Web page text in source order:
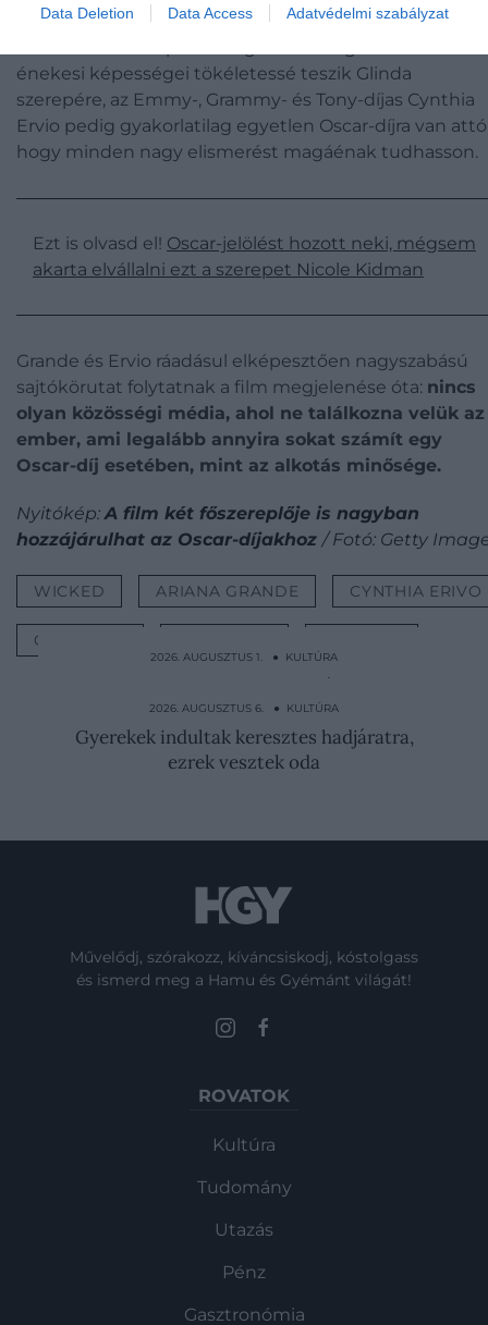
Data Deletion Data Access Adatvédelmi szabályzat
énekesi képességei tökéletessé teszik Glinda
szerepére, az Emmy-, Grammy- és Tony-díjas Cynthia
Ervio pedig gyakorlatilag egyetlen Oscar-díjra van
hogy minden nagy elismerést magáénak tudhasson.
Ezt is olvasd el! Oscar-jelölést hozott neki, mégsem
akarta elvállalni ezt a szerepet Nicole Kidman
Grande és Ervio ráadásul elképesztően nagyszabású
sajtókörutat folytatnak a film megjelenése óta: nincs
olyan közösségi média, ahol ne találkozna velük az
ember, ami legalább annyira sokat számít egy
Oscar-díj esetében, mint az alkotás minősége.
Nyitókép:A film két főszereplője is nagyban
hozzájárulhat az Oscar-díjakhoz/ Fotó: Getty
WICKED ARIANA GRANDE CYNTHIA ERIVO
OSCAR-DÍJ
2026. AUGUSZTUS 1. ● KULTÚRA
10 méter magasan lógtak a várfalból a
középkori vécék
2026. AUGUSZTUS 6. ● KULTÚRA
Gyerekek indultak keresztes hadjáratra,
ezrek vesztek oda
Művelődj, szórakozz, kíváncsiskodj, kóstolgass
és ismerd meg a Hamu és Gyémánt világát!
ROVATOK
Kultúra
Tudomány
Utazás
Pénz
Gasztronómia